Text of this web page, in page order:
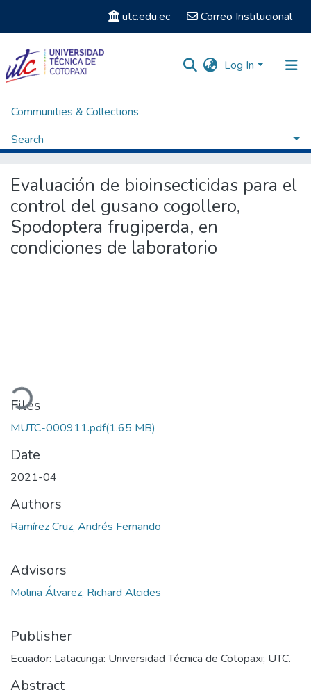
utc.edu.ec Correo Institucional
Log In
Communities & Collections
Search
Home Posgrados
Maestría en Sanidad Vegetal
Evaluación de bioinsecticidas para el control del gusano cogollero, Spodoptera frugiperda, en condiciones de laboratorio
Evaluación de bioinsecticidas para el
control del gusano cogollero,
Spodoptera frugiperda, en
condiciones de laboratorio
Files
MUTC-000911.pdf(1.65 MB)
Date
2021-04
Authors
Ramírez Cruz, Andrés Fernando
Advisors
Molina Álvarez, Richard Alcides
Publisher
Ecuador: Latacunga: Universidad Técnica de Cotopaxi; UTC.
Abstract